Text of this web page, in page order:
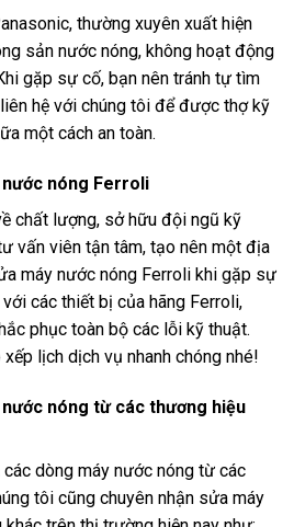
thường xuyên xuất hiện
sản nước nóng, không hoạt động
gặp sự cố, bạn nên tránh tự tìm
hệ với chúng tôi để được thợ kỹ
một cách an toàn.
nóng Ferroli
chất lượng, sở hữu đội ngũ kỹ
vấn viên tận tâm, tạo nên một địa
máy nước nóng Ferroli khi gặp sự
các thiết bị của hãng Ferroli,
phục toàn bộ các lỗi kỹ thuật.
lịch dịch vụ nhanh chóng nhé!
nóng từ các thương hiệu
dòng máy nước nóng từ các
tôi cũng chuyên nhận sửa máy